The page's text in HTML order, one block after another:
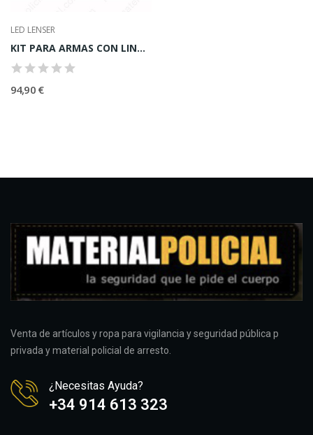
LED LENSER
KIT PARA ARMAS CON LINTERNA P7
94,90 €
Venta de artículos y ropa para vigilancia y seguridad pública p
privada y material policial de arresto.
¿Necesitas Ayuda?
+34 914 613 323